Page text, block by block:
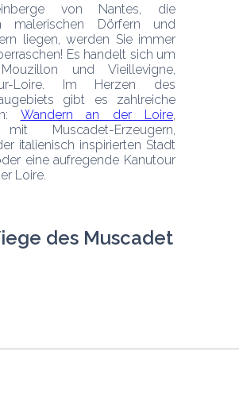
von Nantes, die
malerischen Dörfern und
liegen, werden Sie immer
Es handelt sich um
und Vieillevigne,
Loire. Im Herzen des
gibt es zahlreiche
Wandern an der Loire,
Muscadet-Erzeugern,
eine aufregende Kanutour
Loire.
des Muscadet